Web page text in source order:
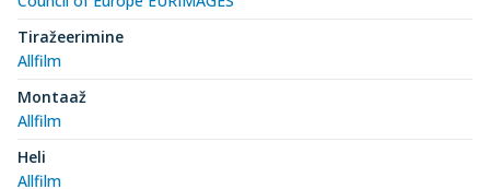
Tiražeerimine
Allfilm
Montaaž
Allfilm
Heli
Allfilm